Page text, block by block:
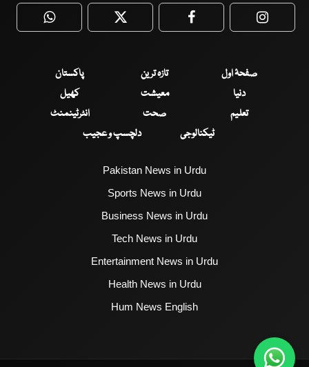
WhatsApp Twitter Facebook
صفحۂ اول تازہ ترین
پاکستان
دنیا
معیشت
کھیل
تعلیم
صحت
انٹرٹینمنٹ
ٹیکنالوجی
دلچسپ و عجیب
Pakistan News in Urdu
Sports News in Urdu
Business News in Urdu
Tech News in Urdu
Entertainment News in Urdu
Health News in Urdu
Hum News English